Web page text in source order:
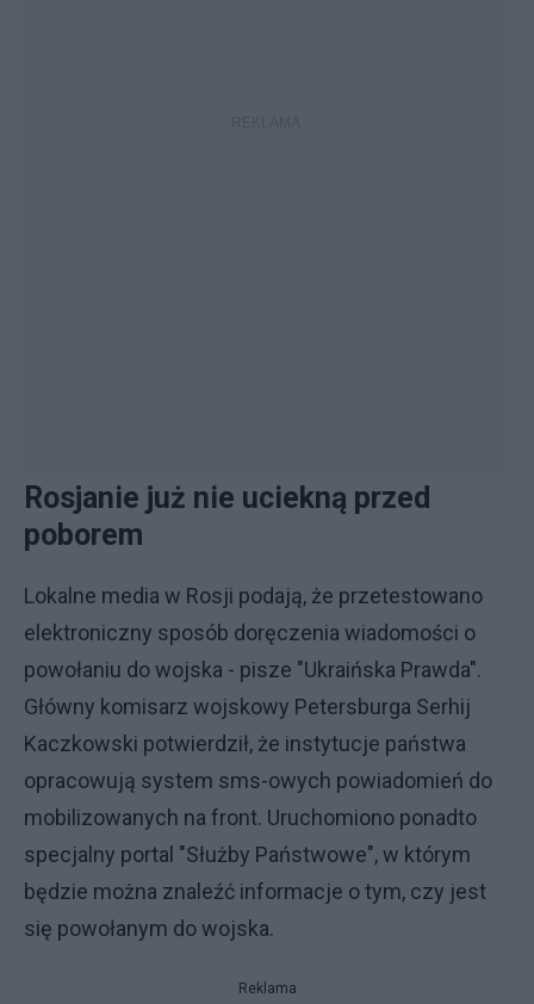
Rosjanie już nie uciekną przed
poborem
Lokalne media w Rosji podają, że przetestowano
elektroniczny sposób doręczenia wiadomości o
powołaniu do wojska - pisze "Ukraińska Prawda".
Główny komisarz wojskowy Petersburga Serhij
Kaczkowski potwierdził, że instytucje państwa
opracowują system sms-owych powiadomień do
mobilizowanych na front. Uruchomiono ponadto
specjalny portal "Służby Państwowe", w którym
będzie można znaleźć informacje o tym, czy jest
się powołanym do wojska.
Reklama